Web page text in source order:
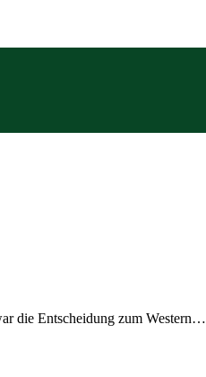
die Entscheidung zum Western…